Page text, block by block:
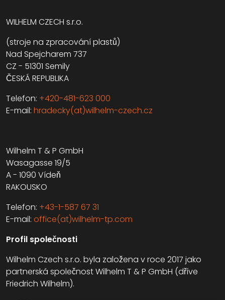
WILHELM CZECH s.r.o.
(stroje na zpracování plastů)
Nad Spejcharem 737
CZ - 51301 Semily
ČESKÁ REPUBLIKA
Telefon: +420-481-623 000
E-mail: hradecky(at)wilhelm-czech.cz
Wilhelm T & P GmbH
Wasagasse 19/5
A - 1090 Vídeň
RAKOUSKO
Telefon: +43-1-587 67 31
E-mail: office(at)wilhelm-tp.com
Profil společnosti
Wilhelm Czech s.r.o. byla založena v roce 2017 jako
partnerská společnost Wilhelm T & P GmbH (dříve
Friedrich Wilhelm).